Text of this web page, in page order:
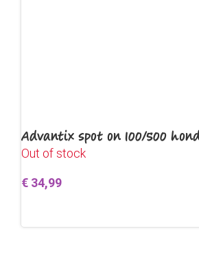
Advantix spot on 100/500
Out of stock
€ 34,99